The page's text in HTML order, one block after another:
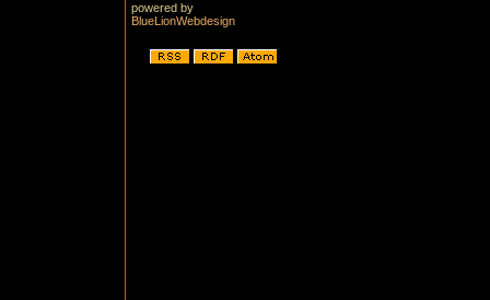
powered by
BlueLionWebdesign